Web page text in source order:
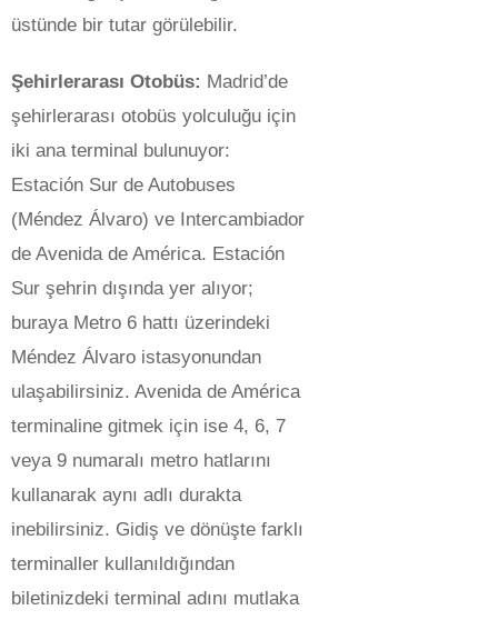
üstünde bir tutar görülebilir.
Şehirlerarası Otobüs: Madrid’de
şehirlerarası otobüs yolculuğu için
iki ana terminal bulunuyor:
Estación Sur de Autobuses
(Méndez Álvaro) ve Intercambiador
de Avenida de América. Estación
Sur şehrin dışında yer alıyor;
buraya Metro 6 hattı üzerindeki
Méndez Álvaro istasyonundan
ulaşabilirsiniz. Avenida de América
terminaline gitmek için ise 4, 6, 7
veya 9 numaralı metro hatlarını
kullanarak aynı adlı durakta
inebilirsiniz. Gidiş ve dönüşte farklı
terminaller kullanıldığından
biletinizdeki terminal adını mutlaka